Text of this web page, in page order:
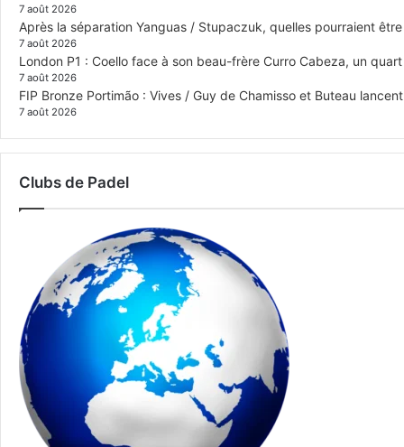
7 août 2026
Après la séparation Yanguas / Stupaczuk, quelles pourraient
7 août 2026
London P1 : Coello face à son beau-frère Curro Cabeza, un
7 août 2026
FIP Bronze Portimão : Vives / Guy de Chamisso et Buteau
7 août 2026
Clubs de Padel